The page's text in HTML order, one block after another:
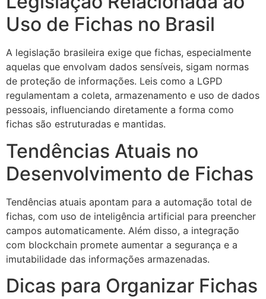
Uso de Fichas no Brasil
A legislação brasileira exige que fichas, especialmente
aquelas que envolvam dados sensíveis, sigam normas
de proteção de informações. Leis como a LGPD
regulamentam a coleta, armazenamento e uso de dados
pessoais, influenciando diretamente a forma como
fichas são estruturadas e mantidas.
Tendências Atuais no
Desenvolvimento de Fichas
Tendências atuais apontam para a automação total de
fichas, com uso de inteligência artificial para preencher
campos automaticamente. Além disso, a integração
com blockchain promete aumentar a segurança e a
imutabilidade das informações armazenadas.
Dicas para Organizar Fichas